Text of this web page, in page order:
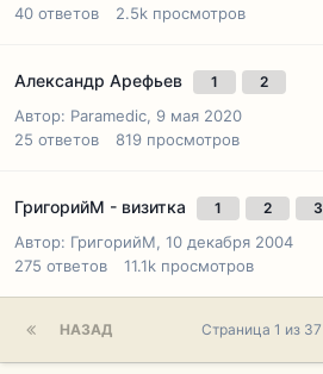
40 ответов 2.5k просмотров
Александр Арефьев 1 2
Автор: Paramedic, 9 мая 2020
25 ответов 819 просмотров
ГригорийМ - визитка 1 2 3
Автор: ГригорийМ, 10 декабря 2004
275 ответов 11.1k просмотров
НАЗАД Страница 1 из 37